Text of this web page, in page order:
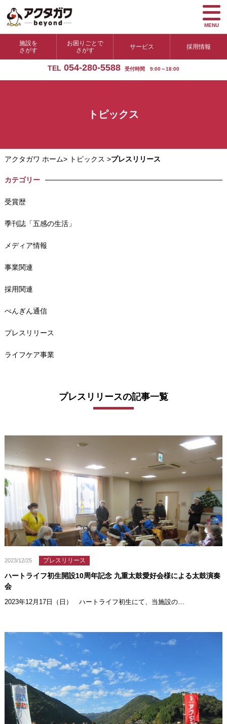
施設を
さがす
お困りごとで
さがす
サービス 採用情報
TEL 054-280-5588 受付時間 9:00～18:00
MENU
トピックス
アクタガワ ホーム> トピックス >プレスリリース
カテゴリー
受賞歴
季刊誌「五感の生活」
メディア情報
事業関連
採用関連
ぺんぎん通信
プレスリリース
ライフケア事業
プレスリリースの記事一覧
2023/12/25 プレスリリース
ハートライフ初生開設10周年記念 九重太鼓愛好会様による太鼓演奏
会
2023年12月17日（日） ハートライフ初生にて、当施設の…